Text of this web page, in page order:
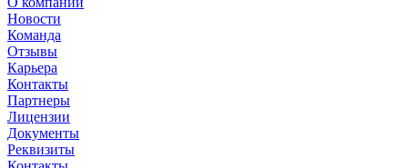
Новости
Команда
Отзывы
Карьера
Контакты
Партнеры
Лицензии
Документы
Реквизиты